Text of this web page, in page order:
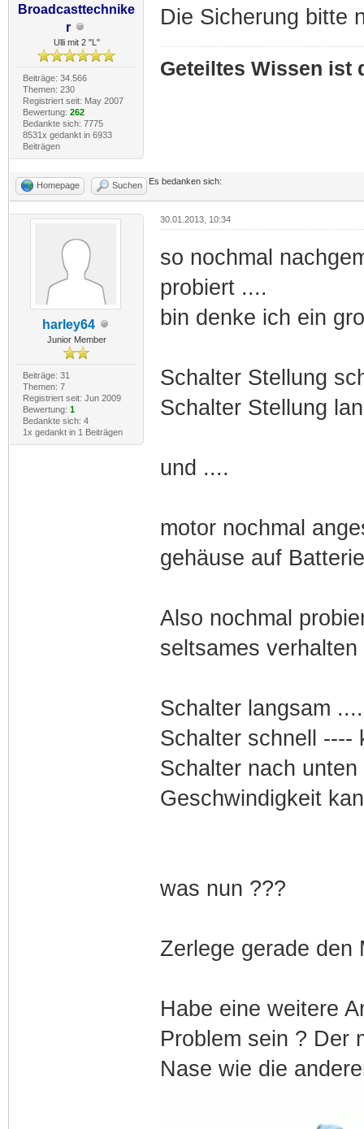
Broadcasttechnike
r
Ulli mit 2 "L"
Beiträge: 34.566
Themen: 230
Registriert seit: May 2007
Bewertung: 262
Bedankte sich: 7775
8531x gedankt in 6933
Beiträgen
Die Sicherung bitte
Geteiltes Wissen ist
Homepage Suchen Es bedanken sich:
harley64
Junior Member
Beiträge: 31
Themen: 7
Registriert seit: Jun 2009
Bewertung: 1
Bedankte sich: 4
1x gedankt in 1 Beiträgen
30.01.2013, 10:34
so nochmal
probiert ....
bin denke ich ein
Schalter Stellung
Schalter Stellung
und ....
motor nochmal
gehäuse auf
Also nochmal
seltsames verhalten
Schalter langsam
Schalter schnell ----
Schalter nach
Geschwindigkeit
was nun ???
Zerlege gerade den
Habe eine weitere
Problem sein ? Der
Nase wie die